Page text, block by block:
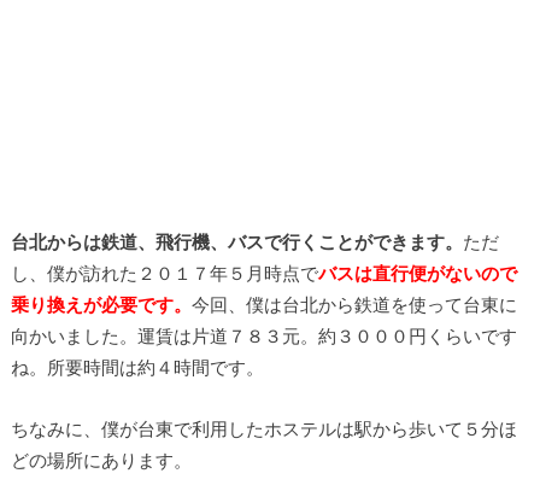
台北からは鉄道、飛行機、バスで行くことができます。 ただ
し、僕が訪れた２０１７年５月時点でバスは直行便がないので
乗り換えが必要です。 今回、僕は台北から鉄道を使って台東に
向かいました。運賃は片道７８３元。約３０００円くらいです
ね。所要時間は約４時間です。
ちなみに、僕が台東で利用したホステルは駅から歩いて５分ほ
どの場所にあります。